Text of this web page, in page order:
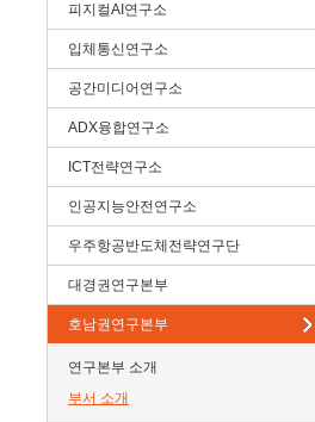
피지컬AI연구소
입체통신연구소
공간미디어연구소
ADX융합연구소
ICT전략연구소
인공지능안전연구소
우주항공반도체전략연구단
대경권연구본부
호남권연구본부
연구본부 소개
부서 소개